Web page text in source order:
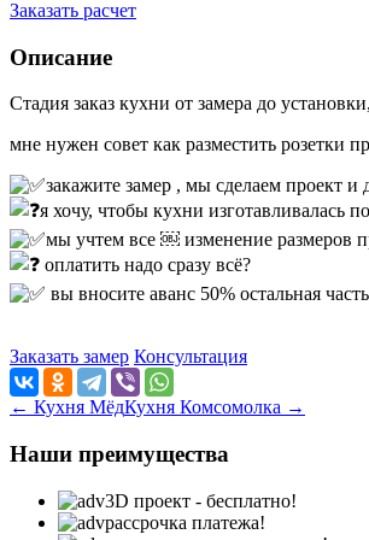
Заказать расчет
Описание
Стадия заказ кухни от замера до
мне нужен совет как разместить розетки
закажите замер , мы сделаем проект
я хочу, чтобы кухни изготавливалась
мы учтем все ￼ изменение размеров
оплатить надо сразу всё?
вы вносите аванс 50% остальная
Заказать замер Консультация
← Кухня МёдКухня Комсомолка →
Наши преимущества
3D проект - бесплатно!
рассрочка платежа!